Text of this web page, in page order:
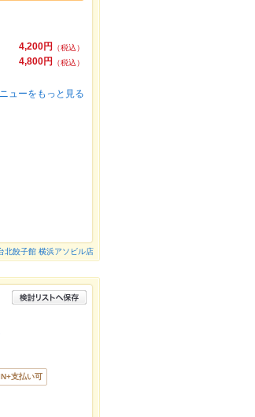
4,200円
（税込）
4,800円
（税込）
ューをもっと見る
北餃子館 横浜アソビル店
支払い可